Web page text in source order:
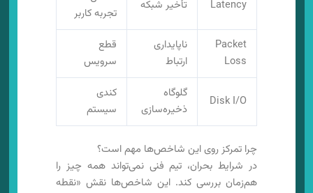
Latency تأخیر شبکه
تجربه کاربر
Packet
Loss
ناپایداری
ارتباط
قطع
سرویس
Disk I/O
گلوگاه
ذخیره‌سازی
کندی
سیستم
چرا تمرکز روی این شاخص‌ها مهم است؟
در شرایط بحران، تیم فنی نمی‌تواند همه چیز را
هم‌زمان بررسی کند. این شاخص‌ها نقش «نقطه